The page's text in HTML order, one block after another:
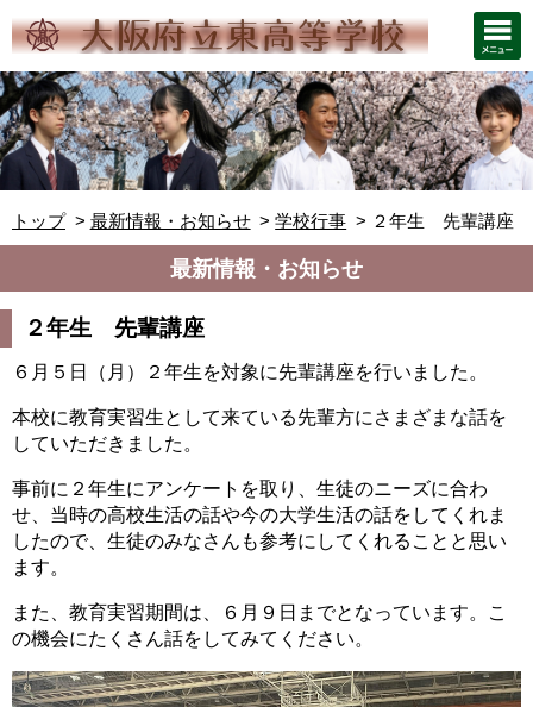
トップ 最新情報・お知らせ 学校行事 ２年生 先輩講座
最新情報・お知らせ
２年生 先輩講座
６月５日（月）２年生を対象に先輩講座を行いました。
本校に教育実習生として来ている先輩方にさまざまな話を
していただきました。
事前に２年生にアンケートを取り、生徒のニーズに合わ
せ、当時の高校生活の話や今の大学生活の話をしてくれま
したので、生徒のみなさんも参考にしてくれることと思い
ます。
また、教育実習期間は、６月９日までとなっています。こ
の機会にたくさん話をしてみてください。